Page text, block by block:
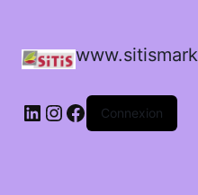
LinkedIn
Instagram
Facebook
Connexion